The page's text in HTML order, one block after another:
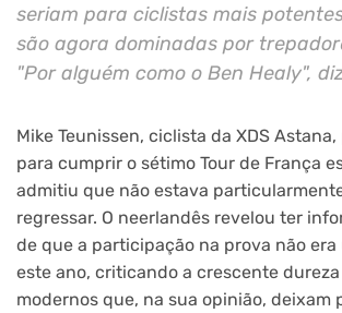
seriam para ciclistas mais
são agora dominadas por
"Por alguém como o Ben Healy",
Mike Teunissen, ciclista da XDS
para cumprir o sétimo Tour de França
admitiu que não estava
regressar. O neerlandês revelou ter
de que a participação na prova não
este ano, criticando a crescente
modernos que, na sua opinião, deixam